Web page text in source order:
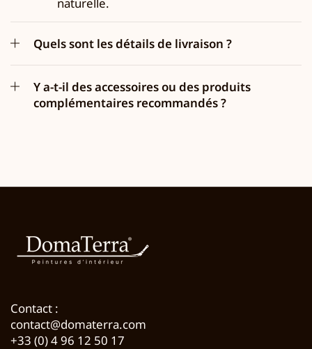
Quels sont les détails de livraison ?
Y a-t-il des accessoires ou des produits
complémentaires recommandés ?
Contact :
contact@domaterra.com
+33 (0) 4 96 12 50 17